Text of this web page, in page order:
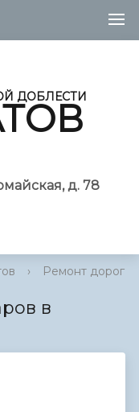
ДОБЛЕСТИ
д. 78
› Ремонт дорог и
в